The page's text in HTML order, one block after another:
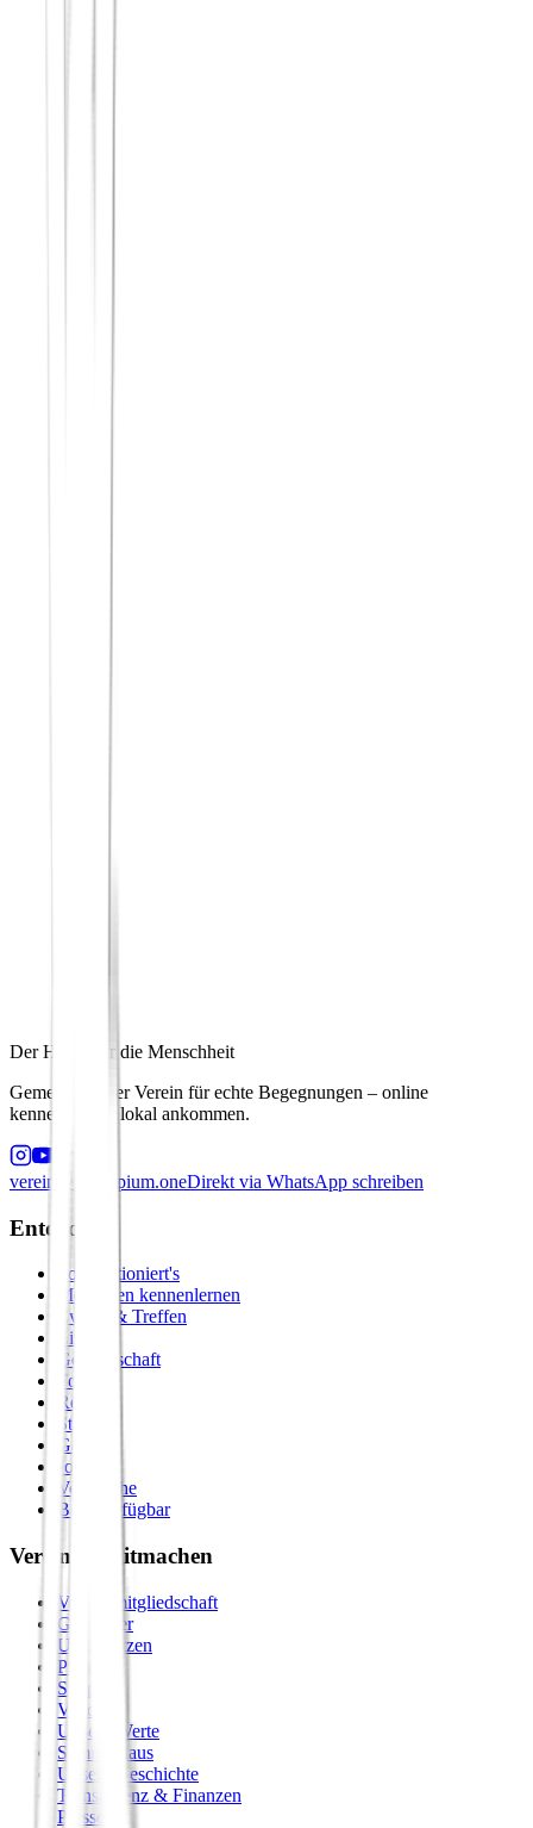
Der Hafen für die Menschheit
Gemeinnütziger Verein für echte Begegnungen – online
kennenlernen, lokal ankommen.
verein@principium.oneDirekt via WhatsApp schreiben
Entdecken
So funktioniert's
Menschen kennenlernen
Events & Treffen
Zirkel
Gemeinschaft
Formate
Retreats
Städte
Galerie
Journal
Vergleiche
Bald verfügbar
Verein & Mitmachen
Vereinsmitgliedschaft
Gastgeber
Unterstützen
Premium
Shop
Vision
Unsere Werte
Seminarhaus
Unsere Geschichte
Transparenz & Finanzen
Presse